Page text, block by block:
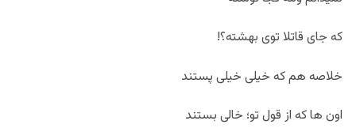
که جای قاتلا توی بهشته؟!
خلاصه هم که خیلی خیلی پستند
اون ها که از قول تو؛ خالی بستند